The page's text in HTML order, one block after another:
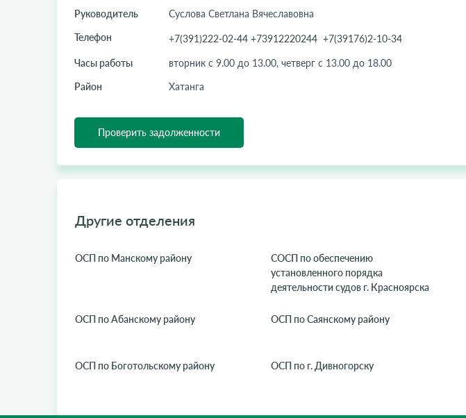
Руководитель
Суслова Светлана Вячеславовна
Телефон
+7(391)222-02-44 +73912220244 +7(39176)2-10-34
Часы работы
вторник с 9.00 до 13.00, четверг с 13.00 до 18.00
Район
Хатанга
Проверить задолженности
Другие отделения
ОСП по Манскому району
СОСП по обеспечению
установленного порядка
деятельности судов г. Красноярска
ОСП по Абанскому району ОСП по Саянскому району
ОСП по Боготольскому району ОСП по г. Дивногорску